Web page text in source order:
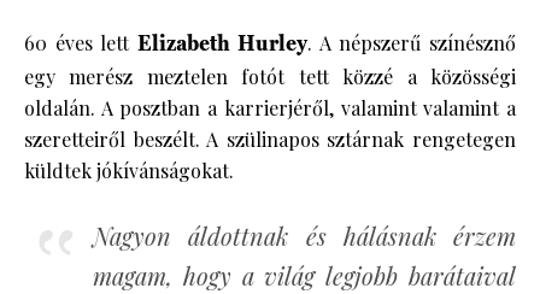
60 éves lett Elizabeth Hurley. A népszerű színésznő
egy merész meztelen fotót tett közzé a közösségi
oldalán. A posztban a karrierjéről, valamint valamint a
szeretteiről beszélt. A szülinapos sztárnak rengetegen
küldtek jókívánságokat.
Nagyon áldottnak és hálásnak érzem
magam, hogy a világ legjobb barátaival